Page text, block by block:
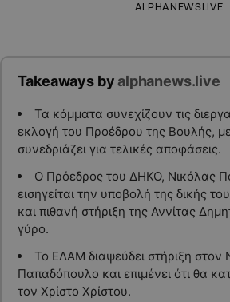
ALPHANEWSLIVE
Takeaways byalphanews.live
Τα κόμματα συνεχίζουν τις
εκλογή του Προέδρου της Βουλής,
συνεδριάζει για τελικές αποφάσεις.
Ο Πρόεδρος του ΔΗΚΟ, Νικόλας
εισηγείται την υποβολή της δικής
και πιθανή στήριξη της Αννίτας
γύρο.
Το ΕΛΑΜ διαψεύδει στήριξη στον
Παπαδόπουλο και επιμένει ότι θα
τον Χρίστο Χρίστου.